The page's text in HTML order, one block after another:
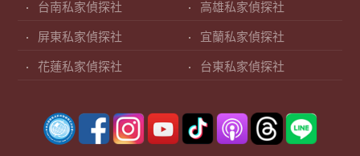
台南私家偵探社 高雄私家偵探社
屏東私家偵探社 宜蘭私家偵探社
花蓮私家偵探社 台東私家偵探社